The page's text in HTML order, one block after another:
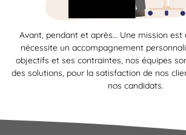
Avant, pendant et après… Une mission est
nécessite un accompagnement
objectifs et ses contraintes, nos équipes
des solutions, pour la satisfaction de nos
nos candidats.